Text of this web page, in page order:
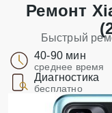
Ремонт
Быстрый
40-90 мин
среднее время
Диагностика
бесплатно